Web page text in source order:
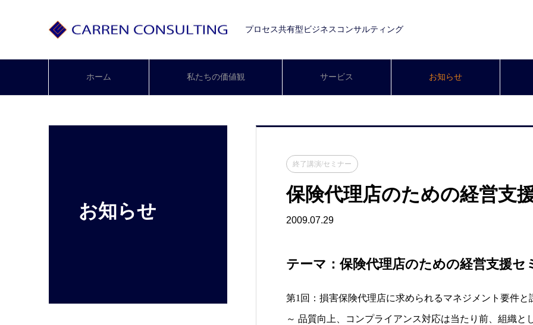
プロセス共有型ビジネスコンサルティング
ホーム 私たちの価値観 サービス お知らせ
お知らせ
終了講演/セミナー
保険代理店のための経営支
2009.07.29
テーマ：保険代理店のための経営支援セ
第1回：損害保険代理店に求められるマネジメント要件と
～ 品質向上、コンプライアンス対応は当たり前、組織と